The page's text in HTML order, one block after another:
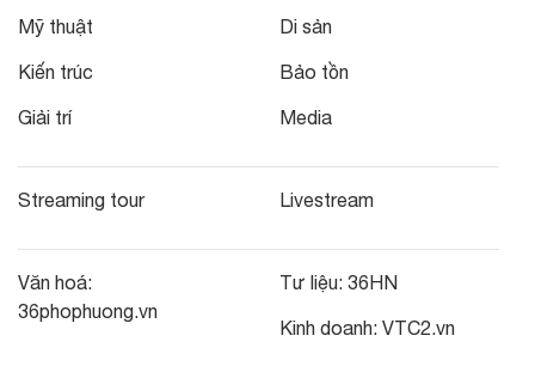
Mỹ thuật
Kiến trúc
Giải trí
Di sản
Bảo tồn
Media
Streaming tour Livestream
Văn hoá:
36phophuong.vn
Tư liệu: 36HN
Kinh doanh: VTC2.vn